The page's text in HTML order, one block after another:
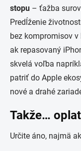
stopu – ťažba
Predĺženie
bez kompromisov
ak repasovaný
skvelá voľba
patriť do Apple
nové a drahé
Takže…
Určite áno, najmä